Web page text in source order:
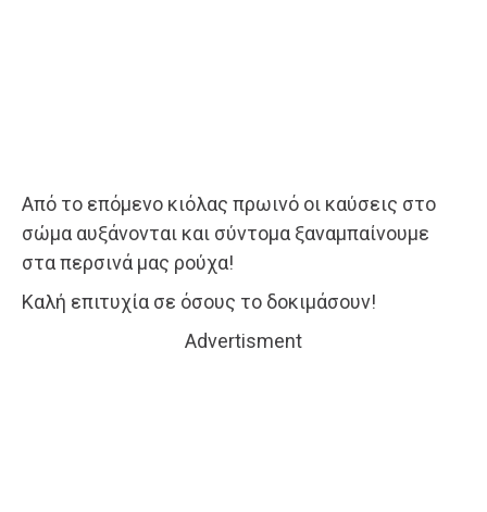
Από το επόμενο κιόλας πρωινό οι καύσεις στο
σώμα αυξάνονται και σύντομα ξαναμπαίνουμε
στα περσινά μας ρούχα!
Καλή επιτυχία σε όσους το δοκιμάσουν!
Advertisment